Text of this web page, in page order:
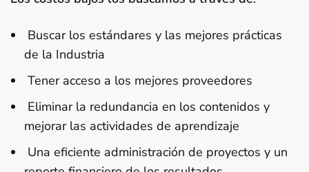
Buscar los estándares y las mejores prácticas
de la Industria
Tener acceso a los mejores proveedores
Eliminar la redundancia en los contenidos y
mejorar las actividades de aprendizaje
Una eficiente administración de proyectos y un